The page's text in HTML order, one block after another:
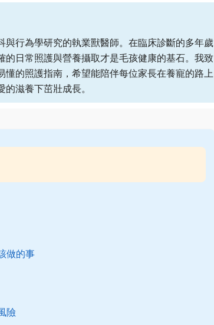
與行為學研究的執業獸醫師。在臨床診斷的多年歲
的日常照護與營養攝取才是毛孩健康的基石。我致
懂的照護指南，希望能陪伴每位家長在養寵的路上
滋養下茁壯成長。
做的事
險